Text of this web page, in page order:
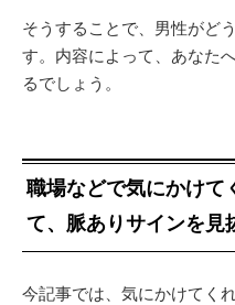
そうすることで、男性がど
す。内容によって、あなた
るでしょう。
職場などで気にかけて
て、脈ありサインを見
今記事では、気にかけてく